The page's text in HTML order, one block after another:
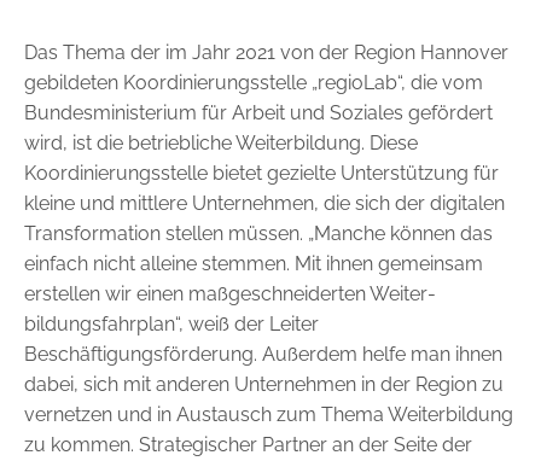
Das Thema der im Jahr 2021 von der Region Hannover
gebildeten ­Koordinierungsstelle „regioLab“, die vom
Bundesministerium für Arbeit und Soziales gefördert
wird, ist die betriebliche Weiterbildung. Diese
Koordinierungsstelle bietet gezielte Unterstützung für
kleine und mittlere Unternehmen, die sich der digitalen
Transformation stellen müssen. „Manche können das
einfach nicht alleine stemmen. Mit ­ihnen gemeinsam
erstellen wir einen maßgeschneiderten Weiter­
bildungsfahrplan“, weiß der Leiter
Beschäftigungsförderung. Außerdem helfe man ihnen
dabei, sich mit anderen Unternehmen in der Region zu
vernetzen und in Austausch zum Thema Weiterbildung
zu kommen. Strategischer Partner an der Seite der